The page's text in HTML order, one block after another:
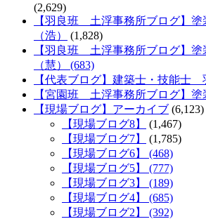
(2,629)
【羽良班 土浮事務所ブログ】
（浩）
(1,828)
【羽良班 土浮事務所ブログ】
（慧） (683)
【代表ブログ】建築士・技能士
【宮園班 土浮事務所ブログ】
【現場ブログ】アーカイブ (6,123)
【現場ブログ8】
(1,467)
【現場ブログ7】
(1,785)
【現場ブログ6】 (468)
【現場ブログ5】 (777)
【現場ブログ3】 (189)
【現場ブログ4】 (685)
【現場ブログ2】 (392)